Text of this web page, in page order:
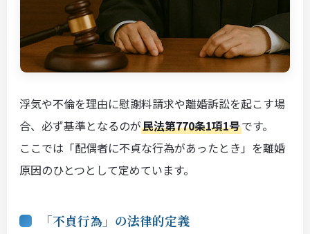
浮気や不倫を理由に慰謝料請求や離婚訴訟を起こす場
合、必ず基準となるのが民法第770条1項1号です。
ここでは「配偶者に不貞な行為があったとき」を離婚
原因のひとつとして定めています。
「不貞行為」の法律的定義